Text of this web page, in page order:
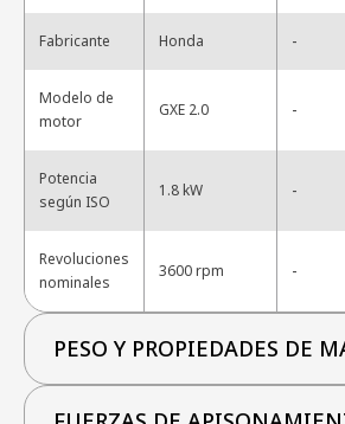
Fabricante Honda -
Modelo de
motor
GXE 2.0 -
Potencia
según ISO
1.8 kW -
Revoluciones
nominales
3600 rpm -
PESO Y PROPIEDADES DE